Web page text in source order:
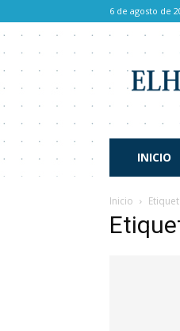
6 de agosto de
INICIO
Inicio